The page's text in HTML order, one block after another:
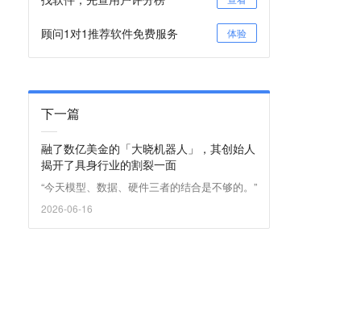
顾问1对1推荐软件免费服务 体验
下一篇
融了数亿美金的「大晓机器人」，其创始人
揭开了具身行业的割裂一面
“今天模型、数据、硬件三者的结合是不够的。”
2026-06-16